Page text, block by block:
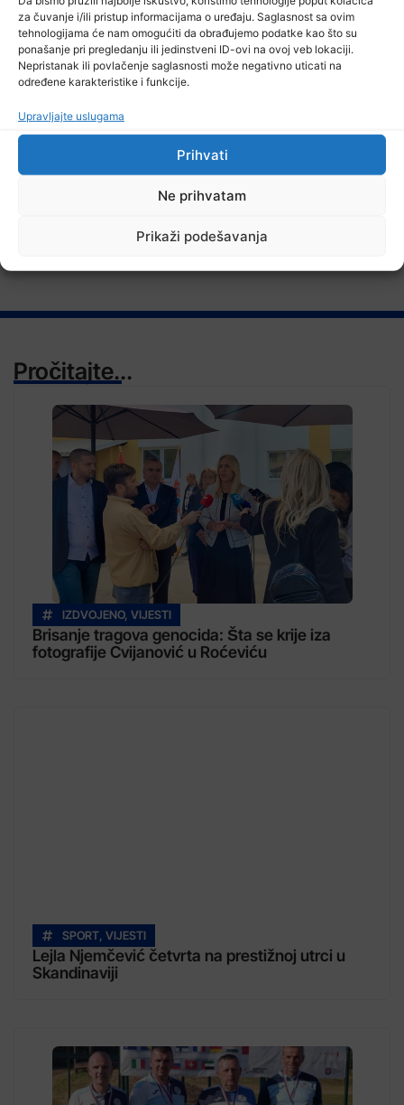
za čuvanje i/ili pristup informacijama o uređaju. Saglasnost sa ovim
tehnologijama će nam omogućiti da obrađujemo podatke kao što su
ponašanje pri pregledanju ili jedinstveni ID-ovi na ovoj veb lokaciji.
Nepristanak ili povlačenje saglasnosti može negativno uticati na
određene karakteristike i funkcije.
Upravljajte uslugama
Prihvati
Ne prihvatam
Prikaži podešavanja
8 Augusta, 2026
Stručnjaci – Uz nizak nivo količine vode u rijekama, najveći
problem netretirane komunalne otpadne vode
TV RASPORED
Pročitajte...
IZDVOJENO, VIJESTI
Brisanje tragova genocida: Šta se krije iza
fotografije Cvijanović u Roćeviću
SPORT VIJESTI
Lejla Njemčević četvrta na prestižnoj utrci u
Skandinaviji